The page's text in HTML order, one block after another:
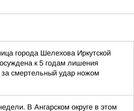
города Шелехова Иркутской
к 5 годам лишения
смертельный удар ножом
В Ангарском округе в этом